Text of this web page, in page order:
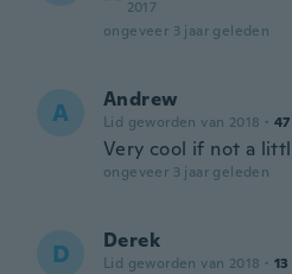
2017
ongeveer 3 jaar geleden
A Andrew
Lid geworden van 2018 · 47
Very cool if not a
ongeveer 3 jaar geleden
D Derek
Lid geworden van 2018 · 13